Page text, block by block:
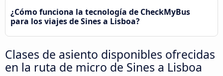
¿Cómo funciona la tecnología de CheckMyBus
para los viajes de Sines a Lisboa?
Clases de asiento disponibles ofrecidas
en la ruta de micro de Sines a Lisboa